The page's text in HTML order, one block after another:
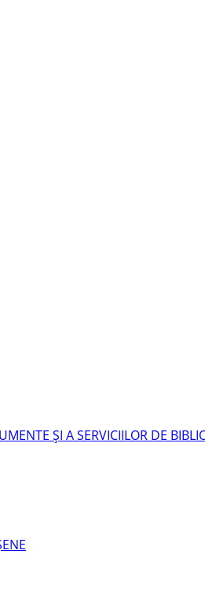
ŞI A SERVICIILOR DE